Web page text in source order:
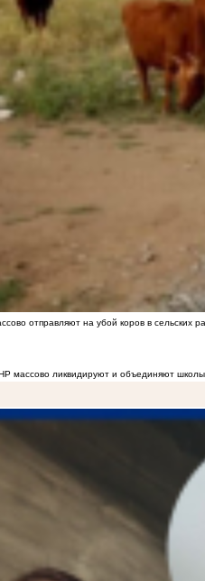
отправляют на убой коров в сельских
массово ликвидируют и объединяют